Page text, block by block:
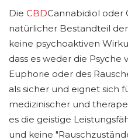
Die CBDCannabidiol oder
natürlicher Bestandteil
keine psychoaktiven
dass es weder die
Euphorie oder des
als sicher und eignet sich
medizinischer und
es die geistige
und keine